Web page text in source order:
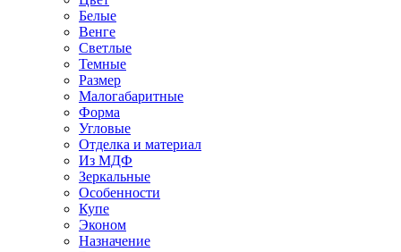
Белые
Венге
Светлые
Темные
Размер
Малогабаритные
Форма
Угловые
Отделка и материал
Из МДФ
Зеркальные
Особенности
Купе
Эконом
Назначение